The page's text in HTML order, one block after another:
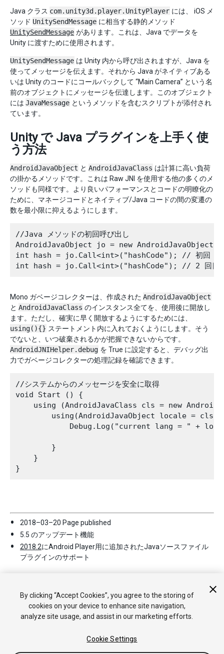
Java クラス com.unity3d.player.UnityPlayer には、 iOS メ
ソッド UnitySendMessage に相当する静的メソッド
UnitySendMessage があります。これは、Java でデータを
Unity に渡すために使用されます。
UnitySendMessage は Unity 内から呼び出されますが、Java を
使ってメッセージを伝えます。それから Java がネイティブある
いは Unity のコードにコールバックして “Main Camera” という名
前のオブジェクトにメッセージを伝達します。このオブジェクト
には JavaMessage というメソッドを含むスクリプトが添付され
ています。
Unity で Java プラグインを上手く使
う方法
AndroidJavaObject と AndroidJavaClass は計算に高い負荷
の掛かるメソッドです。これは Raw JNI を使用する他の多くのメ
ソッドも同様です。より良いパフォーマンスとコードの明瞭化の
ために、マネージコードとネイティブ/Java コードの間の変遷の
数を最小限に抑えるようにします。
//Java メソッドの初回呼び出し
AndroidJavaObject jo = new
int hash = jo.Call<int>("hashCode"); // 初回 -
Mono ガベージコレクターは、作成された AndroidJavaObject
と AndroidJavaClass のインスタンス全てを、使用後に開放し
ます。ただし、確実に早く開放するようにするためには、
using(){} ステートメント内に入れておくようにします。そう
でないと、いつ破棄されるかが把握できないからです。
AndroidJNIHelper.debug を True に設定すると、デバッグ出
力でガベージコレクターの処理記録を確認できます。
//システムからのメッセージを安全に取得
void Start () {
using (AndroidJavaClass cls = new
using(AndroidJavaObject locale =
Debug.Log("current lang = " +
        }
    }
2018–03–20 Page published
5.5 のアップデート機能
2018.2にAndroid Player用に追加されたJavaソースファイル
プラグインのサポート
Copyright © 2020 Unity Technologies. Publication 2019.2
By clicking “Accept Cookies”, you agree to the storing of
cookies on your device to enhance site navigation,
analyze site usage, and assist in our marketing efforts.
Cookie Settings